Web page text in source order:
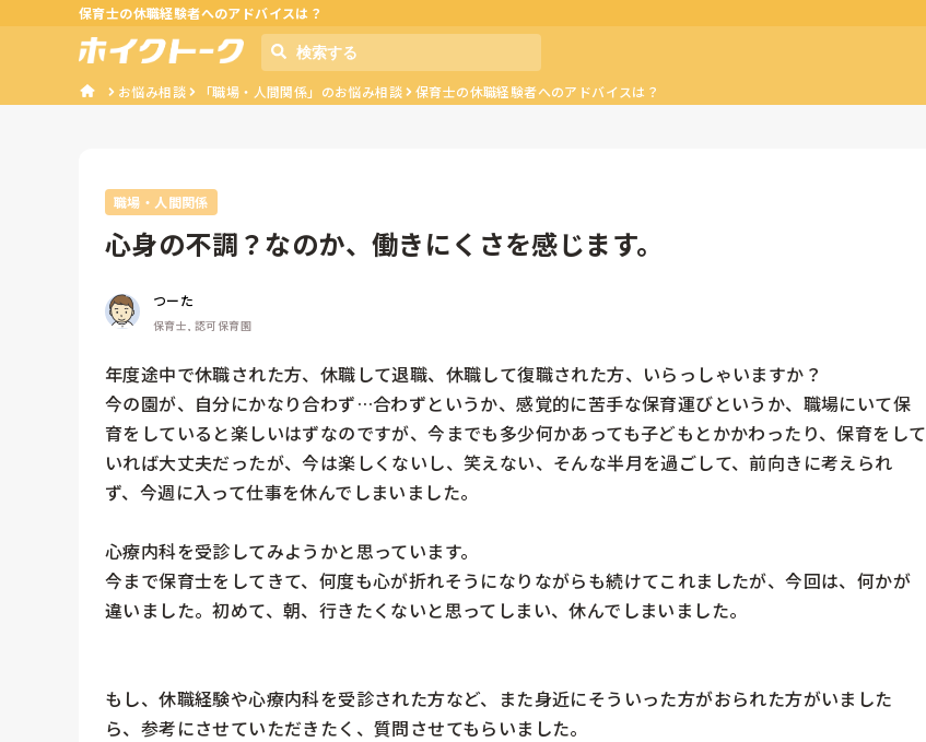
保育士の休職経験者へのアドバイスは？
お悩み相談 「職場・人間関係」のお悩み相談 保育士の休職経験者へのアドバイスは？
職場・人間関係
心身の不調？なのか、働きにくさを感じます。
つーた
保育士, 認可保育園
年度途中で休職された方、休職して退職、休職して復職された方、いらっしゃいますか？
今の園が、自分にかなり合わず…合わずというか、感覚的に苦手な保育運びというか、職場にいて保
育をしていると楽しいはずなのですが、今までも多少何かあっても子どもとかかわったり、保育をして
いれば大丈夫だったが、今は楽しくないし、笑えない、そんな半月を過ごして、前向きに考えられ
ず、今週に入って仕事を休んでしまいました。
心療内科を受診してみようかと思っています。
今まで保育士をしてきて、何度も心が折れそうになりながらも続けてこれましたが、今回は、何かが
違いました。初めて、朝、行きたくないと思ってしまい、休んでしまいました。
もし、休職経験や心療内科を受診された方など、また身近にそういった方がおられた方がいました
ら、参考にさせていただきたく、質問させてもらいました。